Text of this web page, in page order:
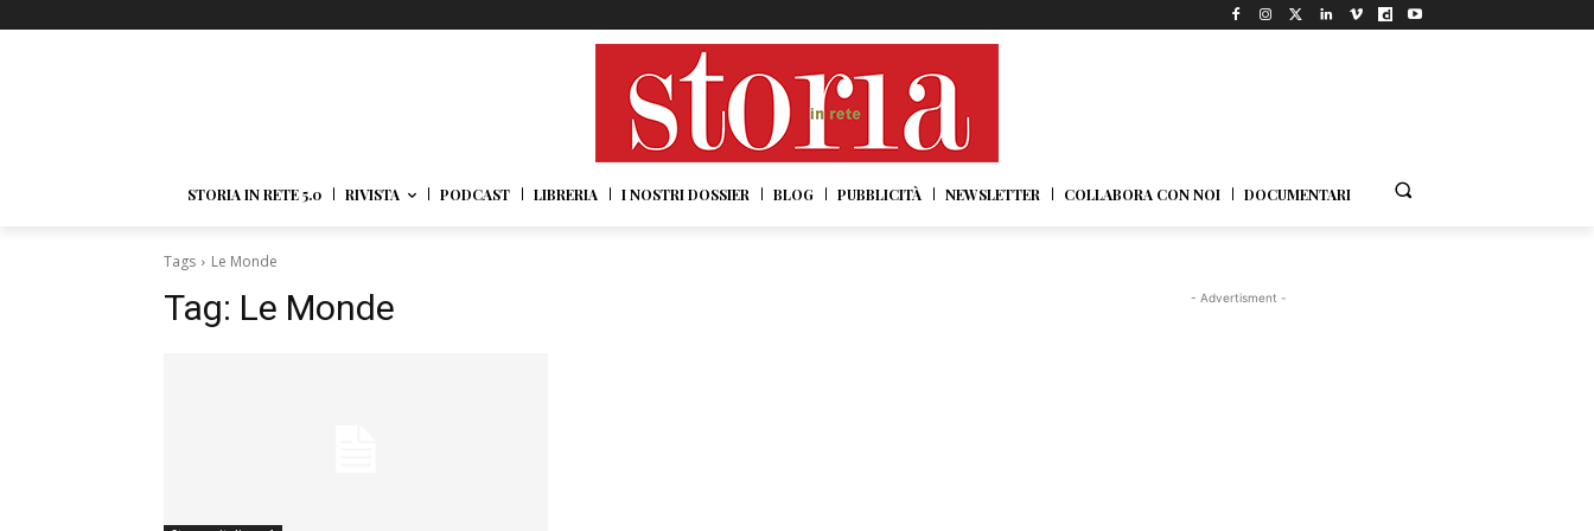
STORIA IN RETE 5.0 RIVISTA PODCAST LIBRERIA I NOSTRI DOSSIER BLOG PUBBLICITÀ NEWSLETTER COLLABORA CON NOI DOCUMENTARI
Tags Le Monde
Tag: Le Monde - Advertisment -